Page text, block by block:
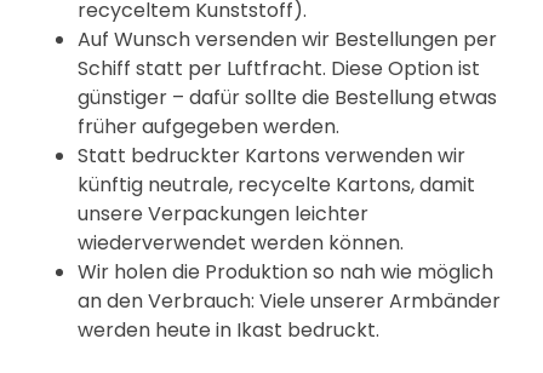
recyceltem Kunststoff).
Auf Wunsch versenden wir Bestellungen per
Schiff statt per Luftfracht. Diese Option ist
günstiger – dafür sollte die Bestellung etwas
früher aufgegeben werden.
Statt bedruckter Kartons verwenden wir
künftig neutrale, recycelte Kartons, damit
unsere Verpackungen leichter
wiederverwendet werden können.
Wir holen die Produktion so nah wie möglich
an den Verbrauch: Viele unserer Armbänder
werden heute in Ikast bedruckt.